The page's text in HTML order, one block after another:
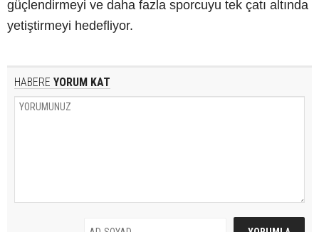
güçlendirmeyi ve daha fazla sporcuyu tek çatı altında
yetiştirmeyi hedefliyor.
HABERE YORUM KAT